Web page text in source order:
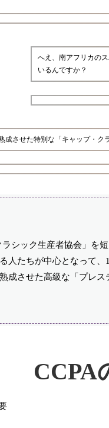
へえ、南アフリカの
いるんですか？
成させた特別な「キャップ・
ラシック生産者協会」
人たちが中心となって
成させた高級な「プレ
CCPA